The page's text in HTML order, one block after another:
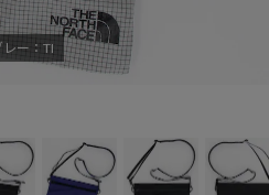
レー：TI